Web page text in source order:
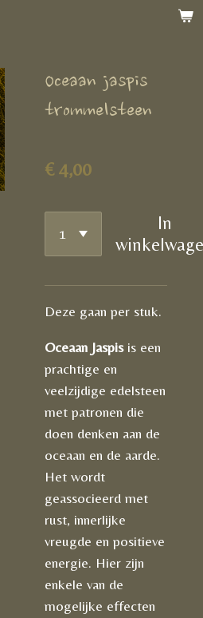
Oceaan jaspis
trommelsteen
€ 4,00
In
Deze gaan per stuk.
Oceaan Jaspisis een
prachtige en
veelzijdige edelsteen
met patronen die
doen denken aan de
oceaan en de aarde.
Het wordt
geassocieerd met
rust, innerlijke
vreugde en positieve
energie. Hier zijn
enkele van de
mogelijke effecten